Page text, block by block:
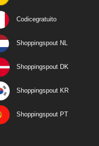
Codicegratuito
Shoppingspout NL
Shoppingspout DK
Shoppingspout KR
Shoppingspout PT